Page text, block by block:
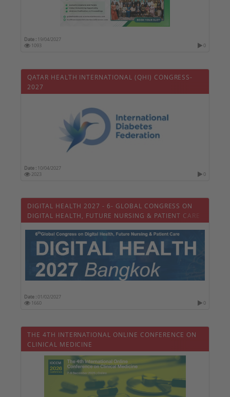
Date : 19/04/2027
1093
0
QATAR HEALTH INTERNATIONAL (QHI) CONGRESS-
2027
Date : 10/04/2027
2023
0
DIGITAL HEALTH 2027 - 6- GLOBAL CONGRESS ON
DIGITAL HEALTH, FUTURE NURSING & PATIENT CARE
Date :01/02/2027
1660
0
THE 4TH INTERNATIONAL ONLINE CONFERENCE ON
CLINICAL MEDICINE